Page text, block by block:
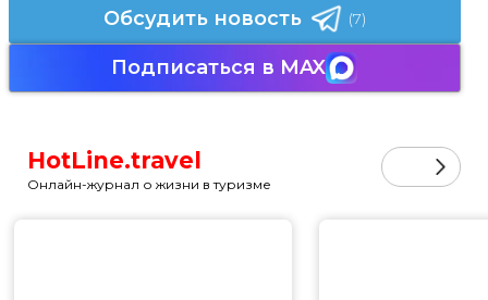
Обсудить новость (7)
Подписаться в MAX
HotLine.travel
Онлайн-журнал о жизни в туризме